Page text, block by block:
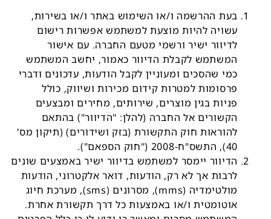
בעת ההרשמה ו/או השימוש באתר ו/או בשירות,
עשויה להיות מוצעת למשתמש אפשרות רישום
לדיוור ישיר ורשמי מטעם החברה. עם אישור
המשתמש לקבלת הדיוור כאמור, יחשב המשתמש
כמי שהסכים ומעוניין לקבל הודעות, עדכונים ודברי
פרסומות למטרות קידום מכירות ושיווק, כולל
פניות בגין מוצרים, שירותים, מחירים ומבצעים
הקשורים אל החברה (להלן: "הדיוור") בהתאם
להוראות חוק התקשורת (בזק ושידורים) (תיקון מס'
40), התשס"ח-2008 ("חוק הספאם").
הדיוור יימסר למשתמש בדיוור ישיר באמצעים שונים
לרבות אך לא רק, הודעות, דואר אלקטרוני, הודעות
מולטימדיה (mms), מסרונים (sms), מערכת חיוג
אוטומטית ו/או באמצעות כל דרך תקשורת אחרת.